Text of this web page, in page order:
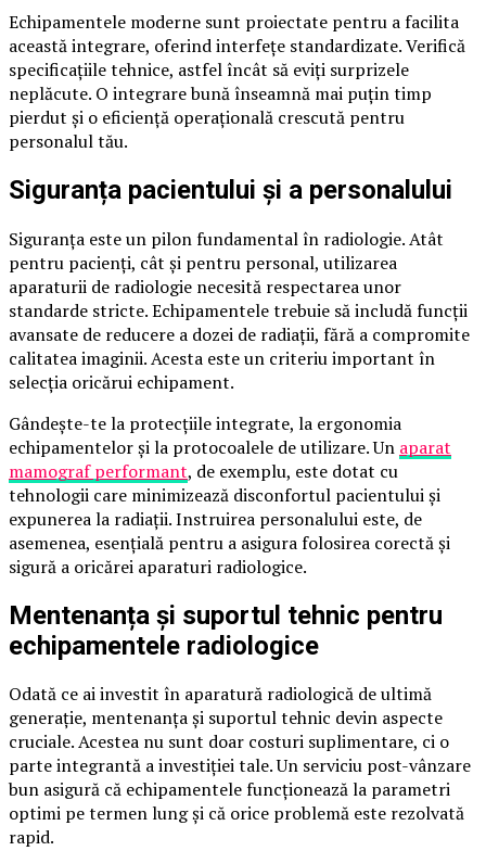
Echipamentele moderne sunt proiectate pentru a facilita
această integrare, oferind interfețe standardizate. Verifică
specificațiile tehnice, astfel încât să eviți surprizele
neplăcute. O integrare bună înseamnă mai puțin timp
pierdut și o eficiență operațională crescută pentru
personalul tău.
Siguranța pacientului și a personalului
Siguranța este un pilon fundamental în radiologie. Atât
pentru pacienți, cât și pentru personal, utilizarea
aparaturii de radiologie necesită respectarea unor
standarde stricte. Echipamentele trebuie să includă funcții
avansate de reducere a dozei de radiații, fără a compromite
calitatea imaginii. Acesta este un criteriu important în
selecția oricărui echipament.
Gândește-te la protecțiile integrate, la ergonomia
echipamentelor și la protocoalele de utilizare. Un aparat
mamograf performant, de exemplu, este dotat cu
tehnologii care minimizează disconfortul pacientului și
expunerea la radiații. Instruirea personalului este, de
asemenea, esențială pentru a asigura folosirea corectă și
sigură a oricărei aparaturi radiologice.
Mentenanța și suportul tehnic pentru
echipamentele radiologice
Odată ce ai investit în aparatură radiologică de ultimă
generație, mentenanța și suportul tehnic devin aspecte
cruciale. Acestea nu sunt doar costuri suplimentare, ci o
parte integrantă a investiției tale. Un serviciu post-vânzare
bun asigură că echipamentele funcționează la parametri
optimi pe termen lung și că orice problemă este rezolvată
rapid.